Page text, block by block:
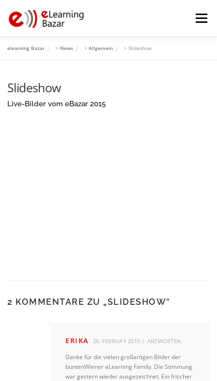
Inhalt
springen
Menü
GALERIE
elearning Bazar > News > Allgemein > Slideshow
Slideshow
Live-Bilder vom eBazar 2015
2 KOMMENTARE ZU „SLIDESHOW“
ERIKA 26. FEBRUAR 2015 ANTWORTEN
Danke für die vielen großartigen Bilder der
buntenWiener eLearning Family. Die Stimmung
war gestern wieder ausgezeichnet. Ein frischer